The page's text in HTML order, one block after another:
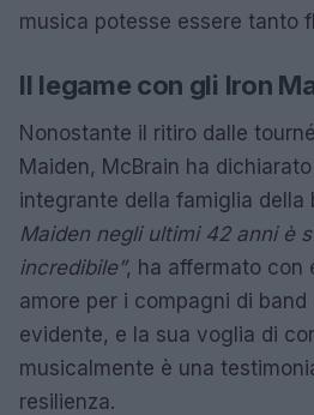
musica potesse essere tanto
Il legame con gli Iron
Nonostante il ritiro dalle
Maiden, McBrain ha
integrante della famiglia della
Maiden negli ultimi 42 anni è
incredibile”, ha affermato con
amore per i compagni di band
evidente, e la sua voglia di
musicalmente è una
resilienza.